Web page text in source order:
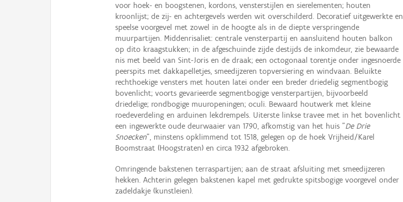
voor hoek- en boogstenen, kordons, vensterstijlen en sierelementen; houten
kroonlijst; de zij- en achtergevels werden wit overschilderd. Decoratief uitgewerkte en
speelse voorgevel met zowel in de hoogte als in de diepte verspringende
muurpartijen. Middenrisaliet: centrale vensterpartij en aansluitend houten balkon
op dito kraagstukken; in de afgeschuinde zijde destijds de inkomdeur, zie bewaarde
nis met beeld van Sint-Joris en de draak; een octogonaal torentje onder ingesnoerde
peerspits met dakkapelletjes, smeedijzeren topversiering en windvaan. Beluikte
rechthoekige vensters met houten latei onder een breder driedelig segmentbogig
bovenlicht; voorts gevarieerde segmentbogige vensterpartijen, bijvoorbeeld
driedelige; rondbogige muuropeningen; oculi. Bewaard houtwerk met kleine
roedeverdeling en arduinen lekdrempels. Uiterste linkse travee met in het bovenlicht
een ingewerkte oude deurwaaier van 1790, afkomstig van het huis "De Drie
Snoecken", minstens opklimmend tot 1518, gelegen op de hoek Vrijheid/Karel
Boomstraat (Hoogstraten) en circa 1932 afgebroken.
Omringende bakstenen terraspartijen; aan de straat afsluiting met smeedijzeren
hekken. Achterin gelegen bakstenen kapel met gedrukte spitsbogige voorgevel onder
zadeldakje (kunstleien).